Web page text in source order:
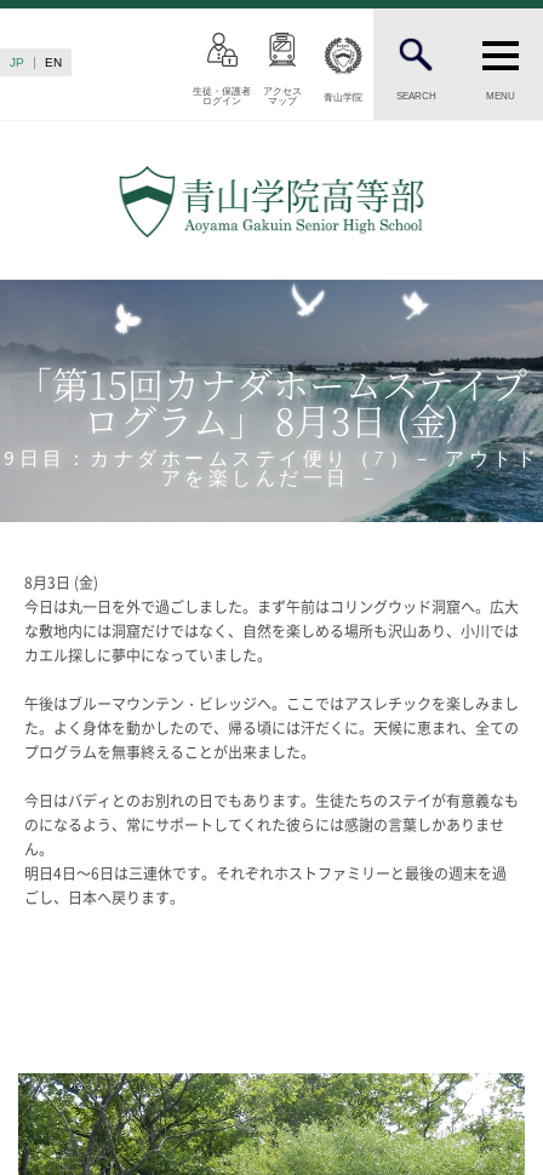
JP EN
生徒・保護者
ログイン
アクセス
マップ
青山学院 SEARCH MENU
生徒数・教職員数
一貫校の流れ
卒業後の進路
卒業生からのメッセージ
AOYAMA STYLE
キリスト教教育
国際交流
平和・共生学習
SGH活動報告
SCHOOL LIFE
スクールライフ
スクールカレンダー
一日の流れ
クラブ・同好会
生徒自主学習団体
生徒の表彰
いじめ防止対策
ADMISSION
「第15回カナダホームステイプ
ログラム」 8月3日 (金)
9日目：カナダホームステイ便り（7）－ アウトド
アを楽しんだ一日 －
8月3日 (金)
今日は丸一日を外で過ごしました。まず午前はコリングウッド洞窟へ。広大
な敷地内には洞窟だけではなく、自然を楽しめる場所も沢山あり、小川では
カエル探しに夢中になっていました。
午後はブルーマウンテン・ビレッジへ。ここではアスレチックを楽しみまし
た。よく身体を動かしたので、帰る頃には汗だくに。天候に恵まれ、全ての
プログラムを無事終えることが出来ました。
今日はバディとのお別れの日でもあります。生徒たちのステイが有意義なも
のになるよう、常にサポートしてくれた彼らには感謝の言葉しかありませ
ん。
明日4日～6日は三連休です。それぞれホストファミリーと最後の週末を過
ごし、日本へ戻ります。